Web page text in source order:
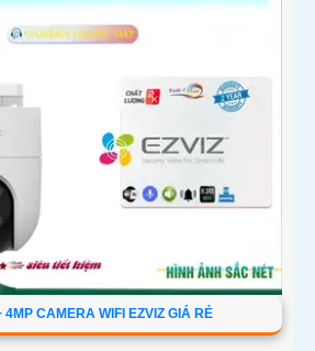
CAMERA WIFI EZVIZ GIÁ RẺ